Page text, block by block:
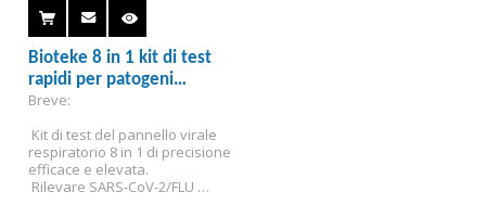
Bioteke 8 in 1 kit di test
rapidi per patogeni
respiratori multipli
Breve:
Kit di test del pannello virale
respiratorio 8 in 1 di precisione
efficace e elevata.
Rilevare SARS-CoV-2/FLU